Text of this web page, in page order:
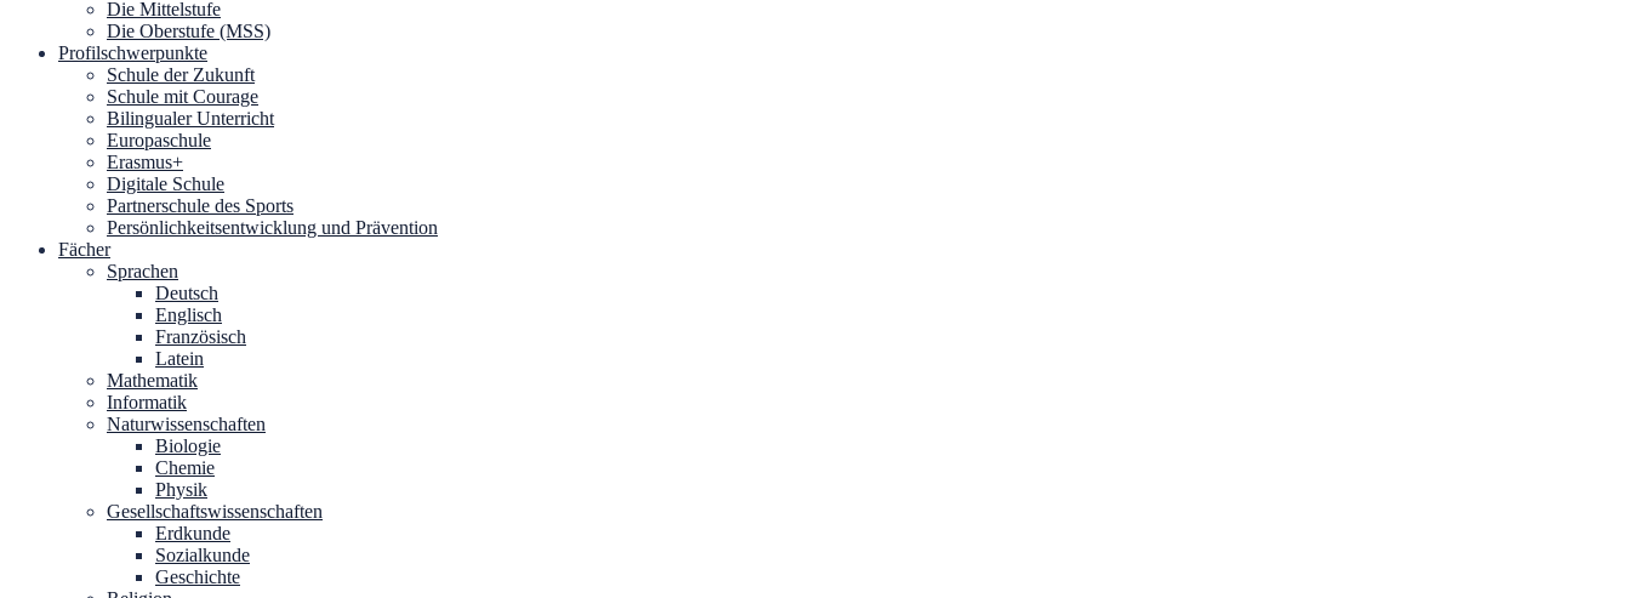
Die Mittelstufe
Die Oberstufe (MSS)
Profilschwerpunkte
Schule der Zukunft
Schule mit Courage
Bilingualer Unterricht
Europaschule
Erasmus+
Digitale Schule
Partnerschule des Sports
Persönlichkeitsentwicklung und Prävention
Fächer
Sprachen
Deutsch
Englisch
Französisch
Latein
Mathematik
Informatik
Naturwissenschaften
Biologie
Chemie
Physik
Gesellschaftswissenschaften
Erdkunde
Sozialkunde
Geschichte